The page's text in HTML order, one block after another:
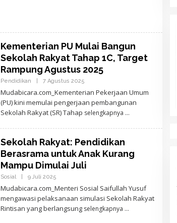
Kementerian PU Mulai Bangun
Sekolah Rakyat Tahap 1C, Target
Rampung Agustus 2025
Pendidikan 7 Agustus 2025
E
H
J
D
W
A
N
T
A
Mudabicara.com_Kementerian Pekerjaan Umum
(PU) kini memulai pengerjaan pembangunan
Sekolah Rakyat (SR) Tahap selengkapnya
Sekolah Rakyat: Pendidikan
Berasrama untuk Anak Kurang
Mampu Dimulai Juli
Sosial 9 Juli 2025
E
H
J
Mudabicara.com_Menteri Sosial Saifullah Yusuf
mengawasi pelaksanaan simulasi Sekolah Rakyat
Rintisan yang berlangsung selengkapnya